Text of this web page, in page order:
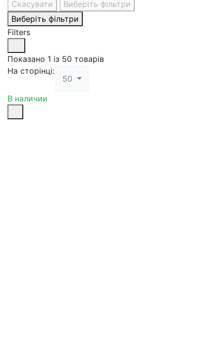
Скасувати
Виберіть фільтри
Виберіть фільтри
Filters
Показано 1 із 50 товарів
На сторінці:
50
В наличии